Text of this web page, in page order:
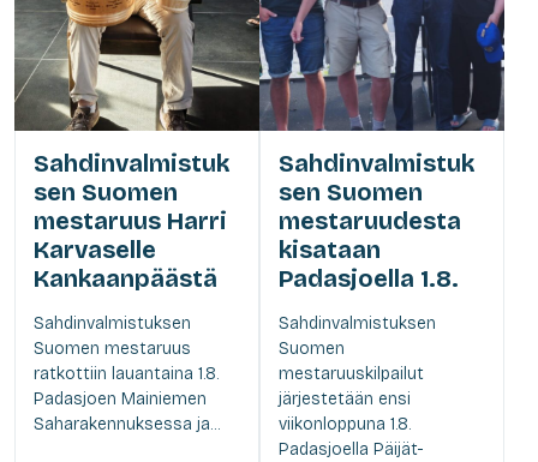
Sahdinvalmistuk
sen Suomen
mestaruus Harri
Karvaselle
Kankaanpäästä
Sahdinvalmistuksen
Suomen mestaruus
ratkottiin lauantaina 1.8.
Padasjoen Mainiemen
Saharakennuksessa ja...
Sahdinvalmistuk
sen Suomen
mestaruudesta
kisataan
Padasjoella 1.8.
Sahdinvalmistuksen
Suomen
mestaruuskilpailut
järjestetään ensi
viikonloppuna 1.8.
Padasjoella Päijät-